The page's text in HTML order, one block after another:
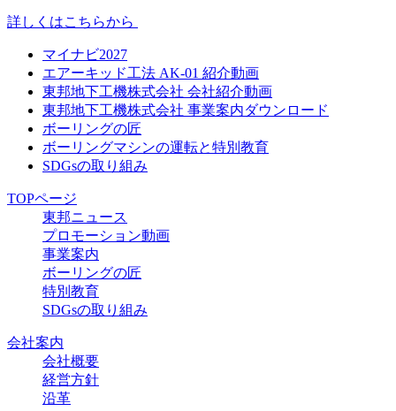
詳しくはこちらから
マイナビ2027
エアーキッド工法 AK-01 紹介動画
東邦地下工機株式会社 会社紹介動画
東邦地下工機株式会社 事業案内ダウンロード
ボーリングの匠
ボーリングマシンの運転と特別教育
SDGsの取り組み
TOPページ
東邦ニュース
プロモーション動画
事業案内
ボーリングの匠
特別教育
SDGsの取り組み
会社案内
会社概要
経営方針
沿革